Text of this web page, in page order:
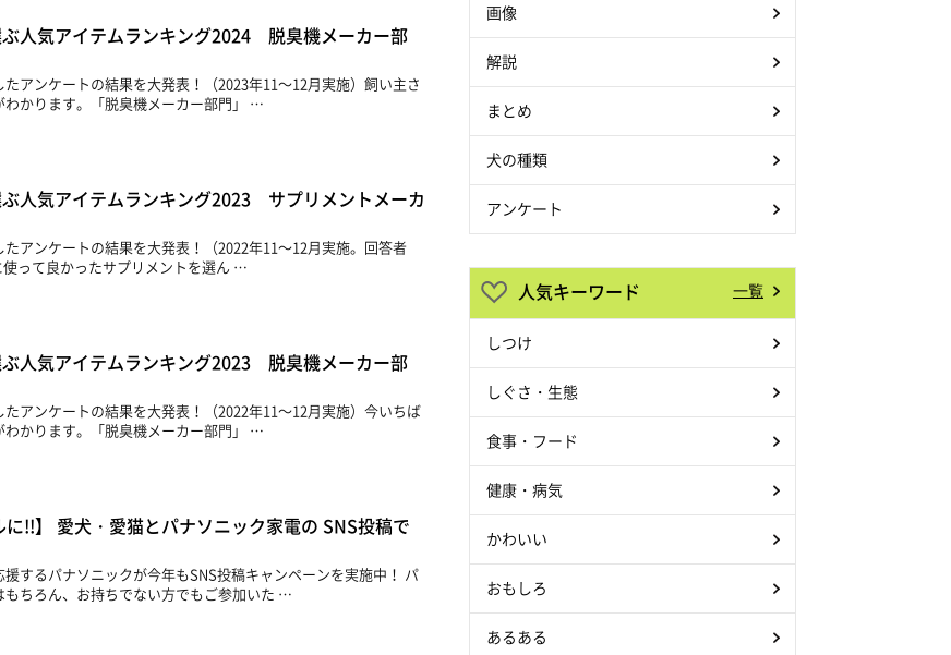
人気アイテムランキング2024 脱臭機メーカー部
たアンケートの結果を大発表！（2023年11～12月実施）飼い主さ
かります。「脱臭機メーカー部門」 …
人気アイテムランキング2023 サプリメントメーカ
たアンケートの結果を大発表！（2022年11～12月実施。回答者
って良かったサプリメントを選ん …
人気アイテムランキング2023 脱臭機メーカー部
たアンケートの結果を大発表！（2022年11～12月実施）今いちば
かります。「脱臭機メーカー部門」 …
!!】 愛犬・愛猫とパナソニック家電の SNS投稿で
するパナソニックが今年もSNS投稿キャンペーンを実施中！ パ
ちろん、お持ちでない方でもご参加いた …
画像
解説
まとめ
犬の種類
アンケート
人気キーワード 一覧
しつけ
しぐさ・生態
食事・フード
健康・病気
かわいい
おもしろ
あるある